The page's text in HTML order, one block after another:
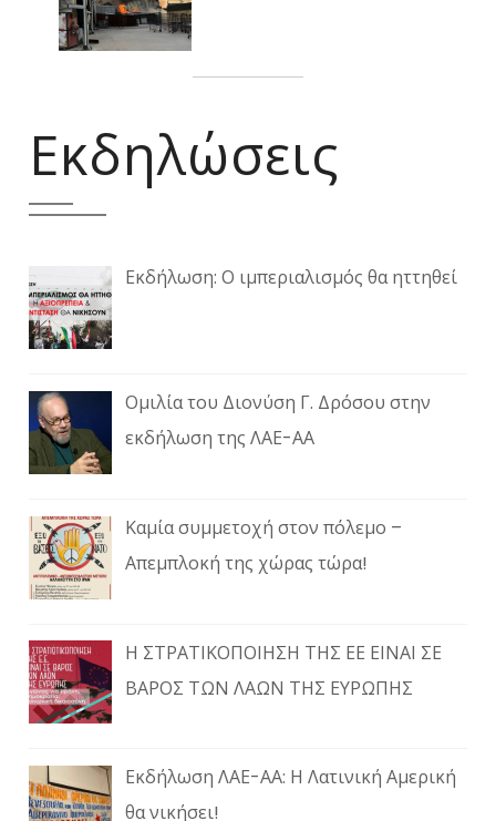
Εκδηλώσεις
Εκδήλωση: Ο ιμπεριαλισμός θα ηττηθεί
Ομιλία του Διονύση Γ. Δρόσου στην
εκδήλωση της ΛΑΕ-ΑΑ
Καμία συμμετοχή στον πόλεμο –
Απεμπλοκή της χώρας τώρα!
Η ΣΤΡΑΤΙΚΟΠΟΙΗΣΗ ΤΗΣ ΕΕ ΕΙΝΑΙ ΣΕ
ΒΑΡΟΣ ΤΩΝ ΛΑΩΝ ΤΗΣ ΕΥΡΩΠΗΣ
Εκδήλωση ΛΑΕ-ΑΑ: Η Λατινική Αμερική
θα νικήσει!